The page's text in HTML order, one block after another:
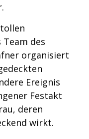
des
organisiert
Ereignis
Festakt
deren
wirkt.